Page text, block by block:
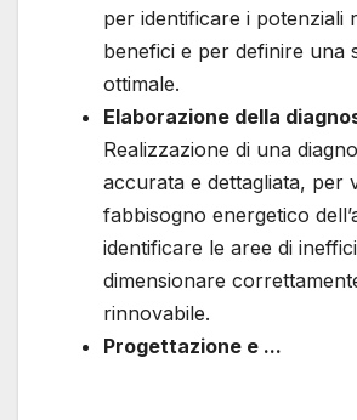
per identificare i potenziali
benefici e per definire una
ottimale.
Elaborazione della
Realizzazione di una
accurata e dettagliata, per
fabbisogno energetico
identificare le aree di
dimensionare
rinnovabile.
Progettazione e ...